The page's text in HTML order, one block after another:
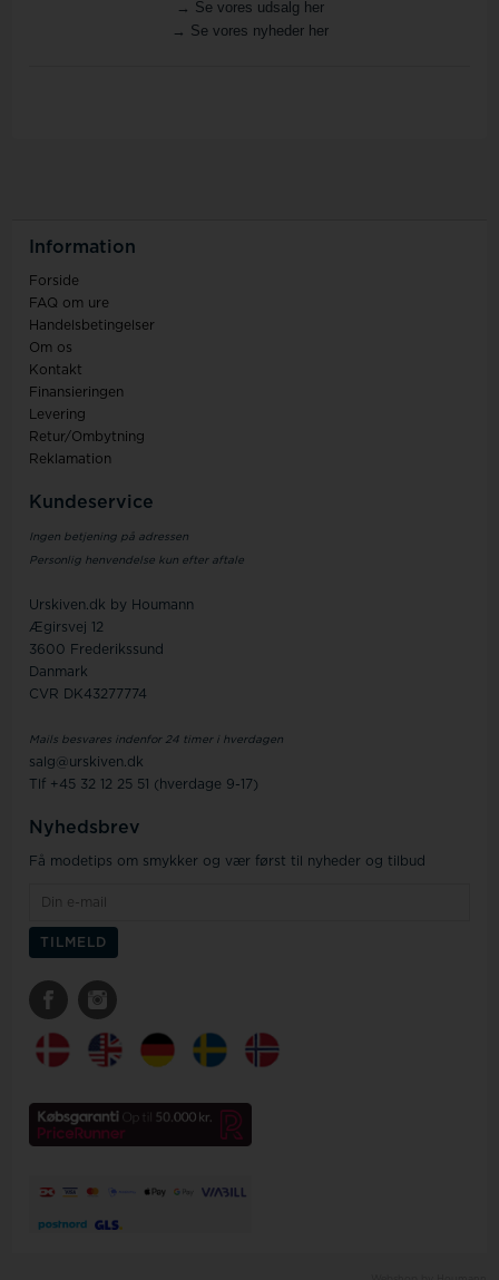
MINIMUM 2 ÅRS GARANTI
✦
✦
Shock, Vintage og klassiske digitale modeller.
→ Se vores udsalg her
→ Se vores nyheder her
Information
Forside
FAQ om ure
Handelsbetingelser
Om os
Kontakt
Finansieringen
Levering
Retur/Ombytning
Reklamation
Kundeservice
Ingen betjening på adressen
Personlig henvendelse kun efter aftale
Urskiven.dk by Houmann
Ægirsvej 12
3600 Frederikssund
Danmark
CVR DK43277774
Mails besvares indenfor 24 timer i hverdagen
salg@urskiven.dk
Tlf +45 32 12 25 51 (hverdage 9-17)
Nyhedsbrev
Få modetips om smykker og vær først til nyheder og tilbud